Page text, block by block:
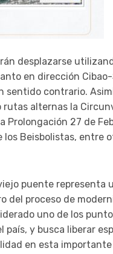
desplazarse
en dirección
sentido contrario.
rutas alternas la
Prolongación 27 de
los Beisbolistas, entre
puente representa
del proceso de
uno de los
y busca liberar
en esta